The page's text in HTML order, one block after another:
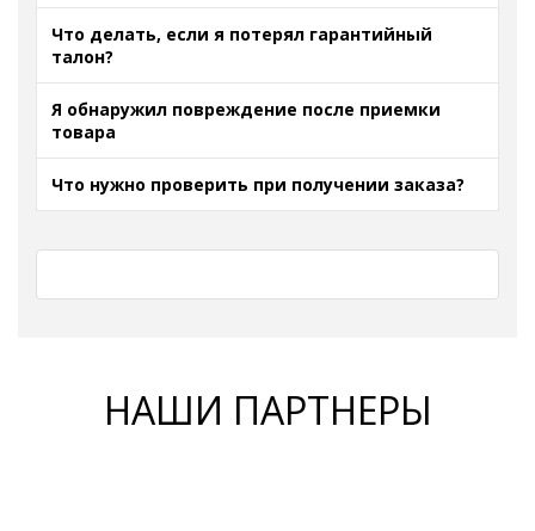
Что делать, если я потерял гарантийный
талон?
Я обнаружил повреждение после приемки
товара
Что нужно проверить при получении заказа?
НАШИ ПАРТНЕРЫ